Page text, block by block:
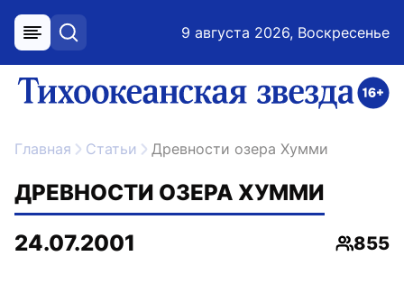
меню поиск 9 августа 2026, Воскресенье
ссылка на главную
Главная Статьи Древности озера Хумми
ДРЕВНОСТИ ОЗЕРА ХУММИ
24.07.2001
855